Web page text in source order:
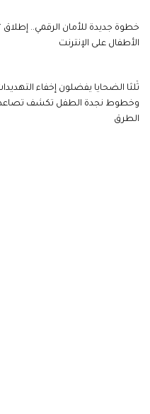
خطوة جديدة للأمان الرقمي..
الأطفال على الإنترنت
ثُلثا الضحايا يفضلون إخفاء
وخطوط نجدة الطفل تكشف تصاعد
الطرق